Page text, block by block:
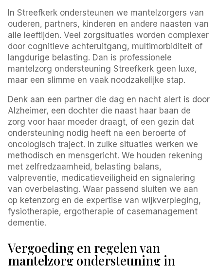
In Streefkerk ondersteunen we mantelzorgers van
ouderen, partners, kinderen en andere naasten van
alle leeftijden. Veel zorgsituaties worden complexer
door cognitieve achteruitgang, multimorbiditeit of
langdurige belasting. Dan is professionele
mantelzorg ondersteuning Streefkerk geen luxe,
maar een slimme en vaak noodzakelijke stap.
Denk aan een partner die dag en nacht alert is door
Alzheimer, een dochter die naast haar baan de
zorg voor haar moeder draagt, of een gezin dat
ondersteuning nodig heeft na een beroerte of
oncologisch traject. In zulke situaties werken we
methodisch en mensgericht. We houden rekening
met zelfredzaamheid, belasting balans,
valpreventie, medicatieveiligheid en signalering
van overbelasting. Waar passend sluiten we aan
op ketenzorg en de expertise van wijkverpleging,
fysiotherapie, ergotherapie of casemanagement
dementie.
Vergoeding en regelen van
mantelzorg ondersteuning in